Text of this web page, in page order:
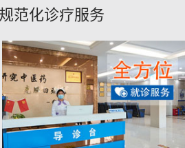
规范化诊疗服务